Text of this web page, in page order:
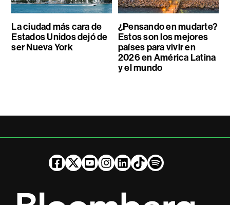
La ciudad más cara de
Estados Unidos dejó de
ser Nueva York
¿Pensando en mudarte?
Estos son los mejores
países para vivir en
2026 en América Latina
y el mundo